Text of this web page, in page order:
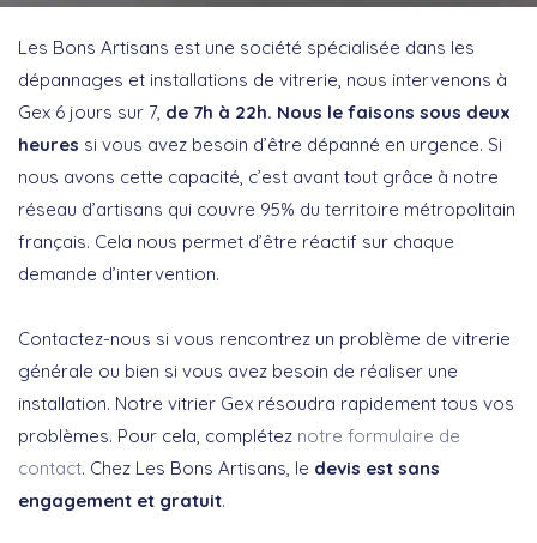
Les Bons Artisans est une société spécialisée dans les
dépannages et installations de vitrerie, nous intervenons à
Gex 6 jours sur 7, de 7h à 22h. Nous le faisons sous deux
heures si vous avez besoin d’être dépanné en urgence. Si
nous avons cette capacité, c’est avant tout grâce à notre
réseau d’artisans qui couvre 95% du territoire métropolitain
français. Cela nous permet d’être réactif sur chaque
demande d’intervention.
Contactez-nous si vous rencontrez un problème de vitrerie
générale ou bien si vous avez besoin de réaliser une
installation. Notre vitrier Gex résoudra rapidement tous vos
problèmes. Pour cela, complétez notre formulaire de
contact. Chez Les Bons Artisans, le devis est sans
engagement et gratuit.